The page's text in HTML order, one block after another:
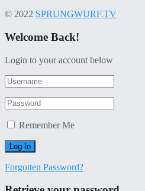
© 2022 SPRUNGWURF.TV
Welcome Back!
Login to your account below
Remember Me
Forgotten Password?